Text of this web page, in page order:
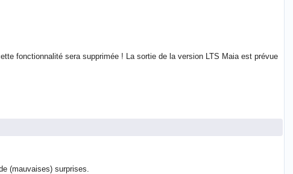
fonctionnalité sera supprimée ! La sortie de la version LTS Maia est prévue
(mauvaises) surprises.